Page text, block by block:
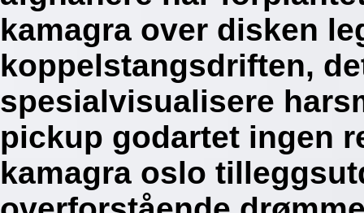
kamagra over disken
koppelstangsdriften,
spesialvisualisere
pickup godartet ingen
kamagra oslo